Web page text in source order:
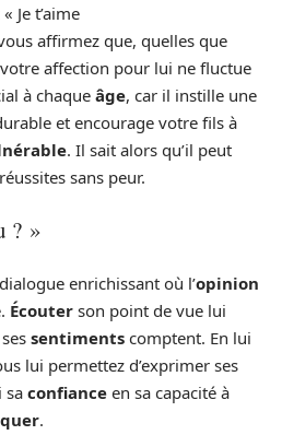
Je t’aime
affirmez que, quelles que
affection pour lui ne fluctue
à chaque âge, car il instille une
et encourage votre fils à
. Il sait alors qu’il peut
sans peur.
? »
enrichissant où l’opinion
Écouter son point de vue lui
sentiments comptent. En lui
lui permettez d’exprimer ses
sa confiance en sa capacité à
.